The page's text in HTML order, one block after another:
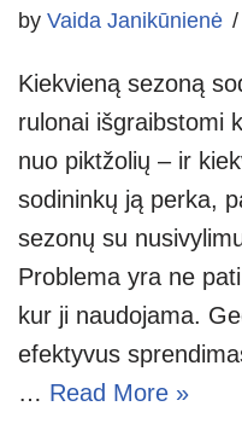
by Vaida Janikūnienė
Kiekvieną sezoną
rulonai išgraibstomi
nuo piktžolių – ir
sodininkų ją perka,
sezonų su
Problema yra ne
kur ji naudojama.
efektyvus
… Read More »